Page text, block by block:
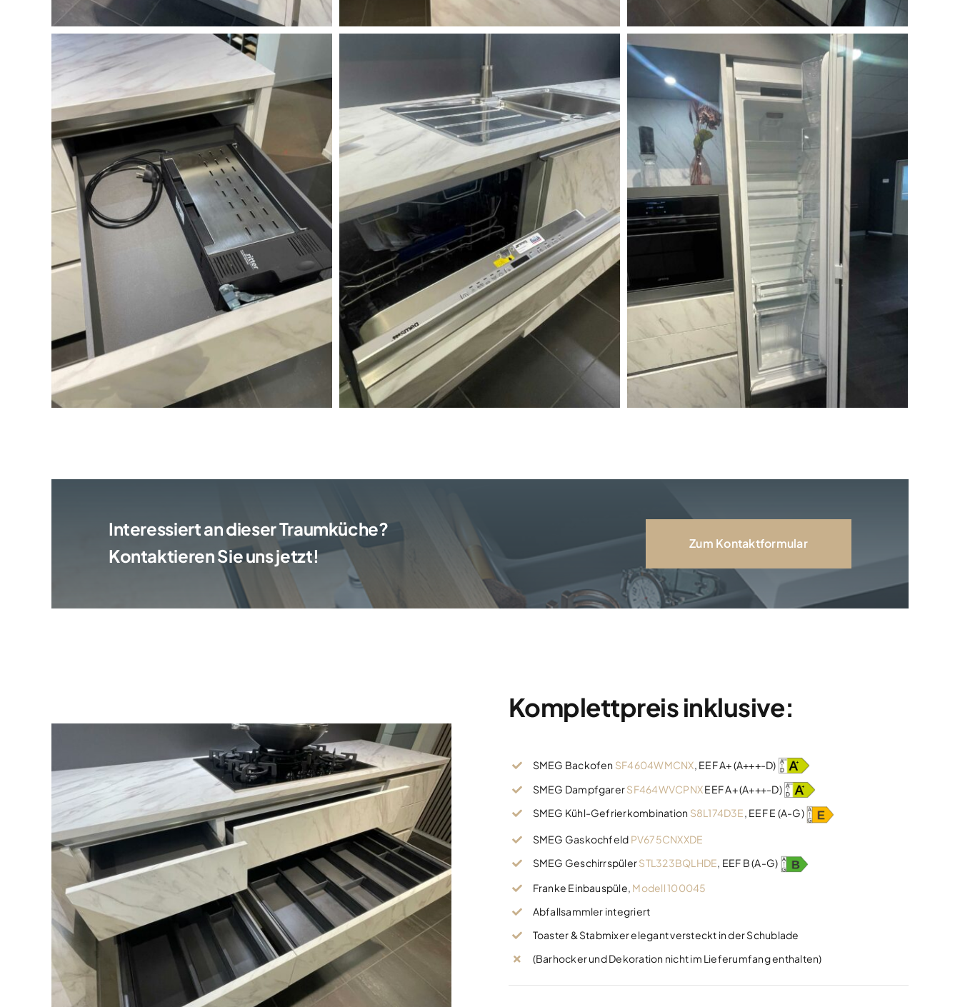
Interessiert an dieser Traumküche?
Kontaktieren Sie uns jetzt!
Zum Kontaktformular
Komplettpreis inklusive:
SMEG Backofen SF4604WMCNX, EEF A+ (A+++-D)
SMEG DampfgarerSF464WVCPNXEEF A+ (A+++-D)
SMEG Kühl-Gefrierkombination S8L174D3E, EEF E (A-G)
SMEG Gaskochfeld PV675CNXXDE
SMEG GeschirrspülerSTL323BQLHDE, EEF B (A-G)
Franke Einbauspüle, Modell 100045
Abfallsammler integriert
Toaster & Stabmixer elegant versteckt in der Schublade
(Barhocker und Dekoration nicht im Lieferumfang enthalten)